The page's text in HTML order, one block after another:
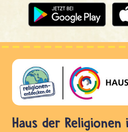
Haus der Religionen